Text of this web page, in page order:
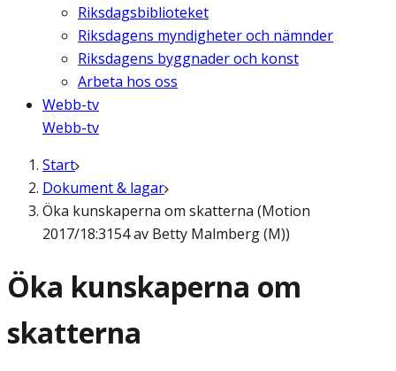
Riksdagsbiblioteket
Riksdagens myndigheter och nämnder
Riksdagens byggnader och konst
Arbeta hos oss
Webb-tv
Webb-tv
Start
Dokument & lagar
Öka kunskaperna om skatterna (Motion
2017/18:3154 av Betty Malmberg (M))
Öka kunskaperna om
skatterna